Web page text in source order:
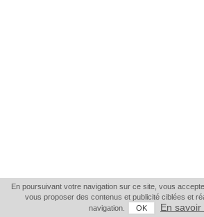
En poursuivant votre navigation sur ce site, vous
vous proposer des contenus et publicité ciblées et
navigation.
OK En savoir